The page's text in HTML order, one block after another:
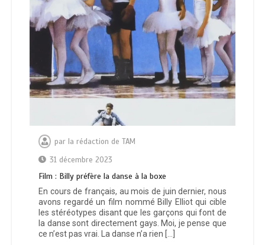
par la rédaction de TAM
31 décembre 2023
Film : Billy préfère la danse à la boxe
En cours de français, au mois de juin dernier, nous
avons regardé un film nommé Billy Elliot qui cible
les stéréotypes disant que les garçons qui font de
la danse sont directement gays. Moi, je pense que
ce n’est pas vrai. La danse n’a rien […]